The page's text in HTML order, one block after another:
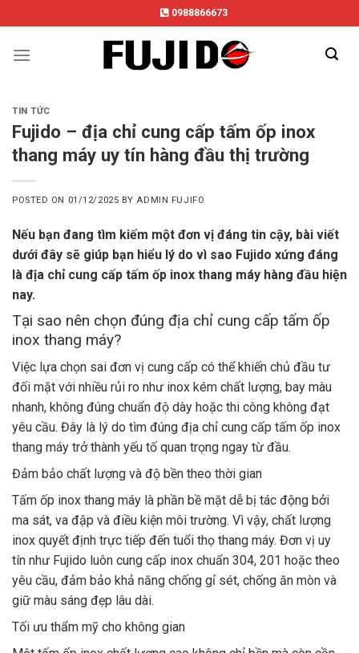
to
content
0988866673
TIN TỨC
Fujido – địa chỉ cung cấp tấm ốp inox
thang máy uy tín hàng đầu thị trường
POSTED ON 01/12/2025 BY ADMIN FUJIFO
Nếu bạn đang tìm kiếm một đơn vị đáng tin cậy, bài viết
dưới đây sẽ giúp bạn hiểu lý do vì sao Fujido xứng đáng
là địa chỉ cung cấp tấm ốp inox thang máy hàng đầu hiện
nay.
Tại sao nên chọn đúng địa chỉ cung cấp tấm ốp
inox thang máy?
Việc lựa chọn sai đơn vị cung cấp có thể khiến chủ đầu tư
đối mặt với nhiều rủi ro như inox kém chất lượng, bay màu
nhanh, không đúng chuẩn độ dày hoặc thi công không đạt
yêu cầu. Đây là lý do tìm đúng địa chỉ cung cấp tấm ốp inox
thang máy trở thành yếu tố quan trọng ngay từ đầu.
Đảm bảo chất lượng và độ bền theo thời gian
Tấm ốp inox thang máy là phần bề mặt dễ bị tác động bởi
ma sát, va đập và điều kiện môi trường. Vì vậy, chất lượng
inox quyết định trực tiếp đến tuổi thọ thang máy. Đơn vị uy
tín như Fujido luôn cung cấp inox chuẩn 304, 201 hoặc theo
yêu cầu, đảm bảo khả năng chống gỉ sét, chống ăn mòn và
giữ màu sáng đẹp lâu dài.
Tối ưu thẩm mỹ cho không gian